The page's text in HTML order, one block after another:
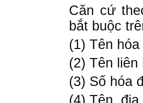
Căn cứ
bắt buộc
(1) Tên
(2) Tên liên
(3) Số hóa
(4) Tên,